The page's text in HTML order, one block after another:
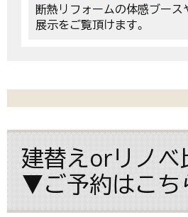
断熱リフォームの体感ブース
展示をご覧頂けます。
建替えorリノベ
▼ご予約はこ